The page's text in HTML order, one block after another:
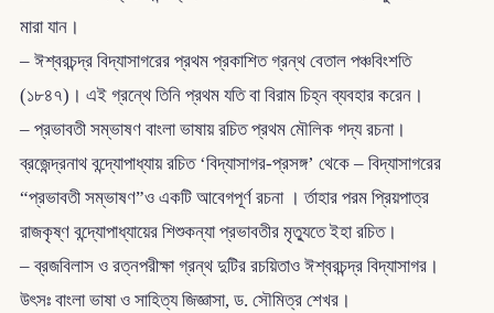
মারা যান।
– ঈশ্বরচন্দ্র বিদ্যাসাগরের প্রথম প্রকাশিত গ্রন্থ বেতাল পঞ্চবিংশতি
(১৮৪৭)। এই গ্রন্থে তিনি প্রথম যতি বা বিরাম চিহ্ন ব্যবহার করেন।
– প্রভাবতী সম্ভাষণ বাংলা ভাষায় রচিত প্রথম মৌলিক গদ্য রচনা।
ব্রজেন্দ্রনাথ বন্দ্যোপাধ্যায় রচিত ‘বিদ্যাসাগর-প্রসঙ্গ’ থেকে – বিদ্যাসাগরের
“প্রভাবতী সম্ভাষণ”ও একটি আবেগপূর্ণ রচনা । র্তাহার পরম প্রিয়পাত্র
রাজকৃষ্ণ বন্দ্যোপাধ্যায়ের শিশুকন্যা প্রভাবতীর মৃত্যুতে ইহা রচিত।
– ব্রজবিলাস ও রত্নপরীক্ষা গ্রন্থ দুটির রচয়িতাও ঈশ্বরচন্দ্র বিদ্যাসাগর।
উৎসঃ বাংলা ভাষা ও সাহিত্য জিজ্ঞাসা, ড. সৌমিত্র শেখর।